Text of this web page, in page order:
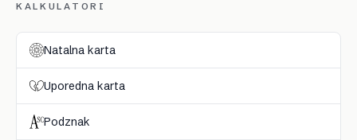
KALKULATORI
Natalna karta
Uporedna karta
Podznak